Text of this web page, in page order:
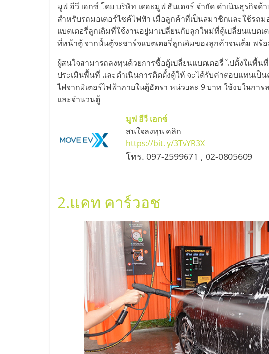
ไชส์
ขาย
แฟ
รน
แฟ
ไชส์
ขาย
หน้า
บ้าน
ลงทุน
น้อย
มูฟ อีวี เอกซ์ โดย บริษัท เดอะมูฟ ธันเดอร์ จำกัด ดำเนินธุรกิจด้
สำหรับรถมอเตอร์ไซค์ไฟฟ้า เมื่อลูกค้าที่เป็นสมาชิกและใช้รถ
แบตเตอรี่ลูกเดิมที่ใช้งานอยู่มาเปลี่ยนกับลูกใหม่ที่ตู้เปลี่ยนแบตเ
ที่หน้าตู้ จากนั้นตู้จะชาร์จแบตเตอรี่ลูกเดิมของลูกค้าจนเต็ม พ
ผู้สนใจสามารถลงทุนด้วยการซื้อตู้เปลี่ยนแบตเตอรี่ ไปตั้งในพื้น
ประเมินพื้นที่ และดำเนินการติดตั้งตู้ให้ จะได้รับค่าตอบแทนเป็
ไฟจากมิเตอร์ไฟฟ้าภายในตู้อัตรา หน่วยละ 9 บาท ใช้งบในกา
และจำนวนตู้
มูฟ อีวี เอกซ์
สนใจลงทุน คลิก
https://bit.ly/3TvYR3X
โทร. 097-2599671 , 02-0805609
2.แคท คาร์วอช